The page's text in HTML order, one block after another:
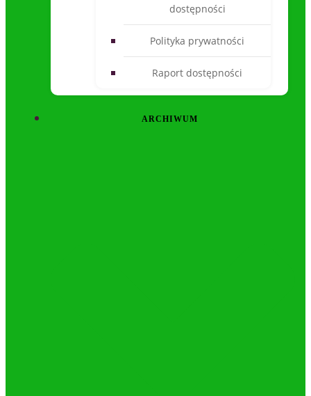
dostępności
Polityka prywatności
Raport dostępności
ARCHIWUM